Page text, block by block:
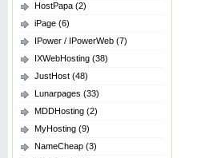
HostPapa (2)
iPage (6)
IPower / IPowerWeb (7)
IXWebHosting (38)
JustHost (48)
Lunarpages (33)
MDDHosting (2)
MyHosting (9)
NameCheap (3)